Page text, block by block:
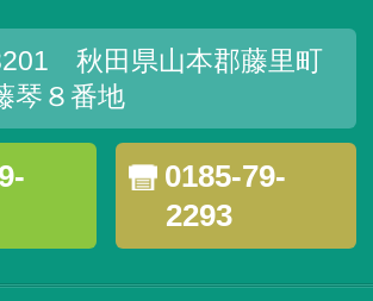
秋田県山本郡藤里町
琴８番地
0185-79-
2293